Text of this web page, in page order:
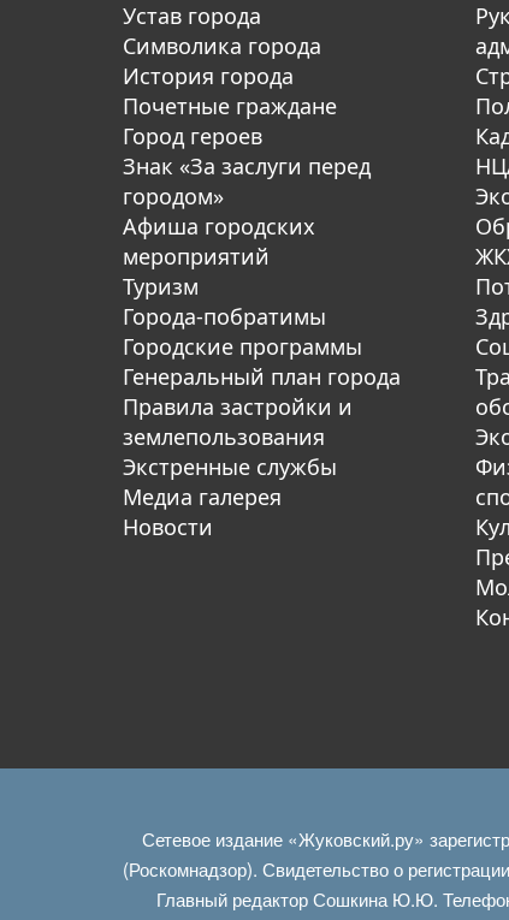
Устав города
Символика города
История города
Почетные граждане
Город героев
Знак «За заслуги перед
городом»
Афиша городских
мероприятий
Туризм
Города-побратимы
Городские программы
Генеральный план города
Правила застройки и
землепользования
Экстренные службы
Медиа галерея
Новости
Сетевое издание «Жуковский.ру»
(Роскомнадзор). Свидетельство о
Главный редактор Сошкина Ю.Ю.